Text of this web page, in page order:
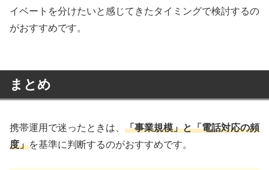
イベートを分けたいと感じてきたタイミングで検討するの
がおすすめです。
まとめ
携帯運用で迷ったときは、 「事業規模」と「電話対応の頻
度」を基準に判断するのがおすすめです。